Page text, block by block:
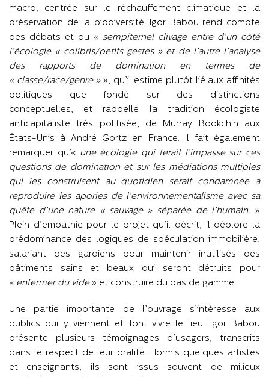
macro, centrée sur le réchauffement climatique et la
préservation de la biodiversité. Igor Babou rend compte
des débats et du « sempiternel clivage entre d’un côté
l’écologie « colibris/petits gestes » et de l’autre l’analyse
des rapports de domination en termes de
« classe/race/genre »», qu’il estime plutôt lié aux affinités
politiques que fondé sur des distinctions
conceptuelles, et rappelle la tradition écologiste
anticapitaliste très politisée, de Murray Bookchin aux
États-Unis à André Gortz en France. Il fait également
remarquer qu’« une écologie qui ferait l’impasse sur ces
questions de domination et sur les médiations multiples
qui les construisent au quotidien serait condamnée à
reproduire les apories de l’environnementalisme avec sa
quête d’une nature « sauvage » séparée de l’humain. »
Plein d’empathie pour le projet qu’il décrit, il déplore la
prédominance des logiques de spéculation immobilière,
salariant des gardiens pour maintenir inutilisés des
bâtiments sains et beaux qui seront détruits pour
« enfermer du vide» et construire du bas de gamme.
Une partie importante de l’ouvrage s’intéresse aux
publics qui y viennent et font vivre le lieu. Igor Babou
présente plusieurs témoignages d’usagers, transcrits
dans le respect de leur oralité. Hormis quelques artistes
et enseignants, ils sont issus souvent de milieux